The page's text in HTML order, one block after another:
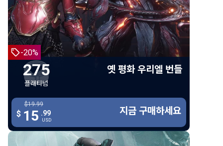
-20%
275
플래티넘
옛 평화 우리엘 번들
지금 구매하세요
$19.99
$ 15 .99
USD
275 플래티넘
우리엘
빈퀴부스
대 카르누스 슬리브
대 카르누스 레갈리아
지금 구매하세요 $
15
.99